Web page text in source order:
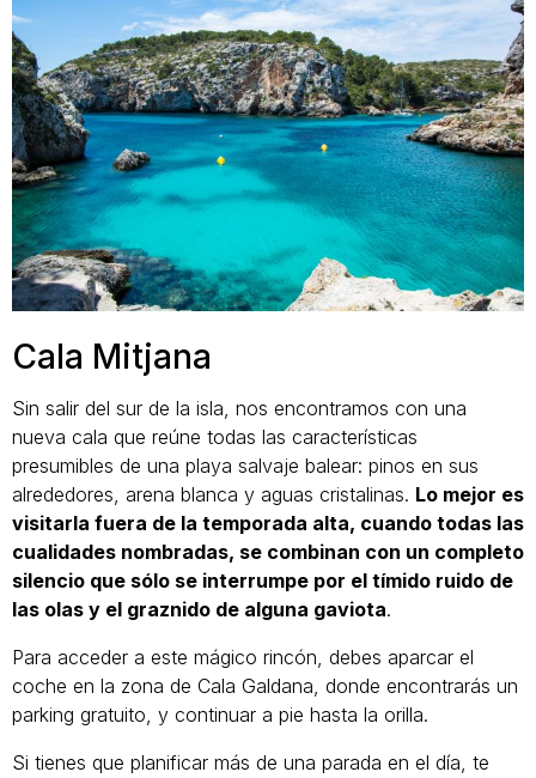
Cala Mitjana
Sin salir del sur de la isla, nos encontramos con una
nueva cala que reúne todas las características
presumibles de una playa salvaje balear: pinos en sus
alrededores, arena blanca y aguas cristalinas. Lo mejor es
visitarla fuera de la temporada alta, cuando todas las
cualidades nombradas, se combinan con un completo
silencio que sólo se interrumpe por el tímido ruido de
las olas y el graznido de alguna gaviota.
Para acceder a este mágico rincón, debes aparcar el
coche en la zona de Cala Galdana, donde encontrarás un
parking gratuito, y continuar a pie hasta la orilla.
Si tienes que planificar más de una parada en el día, te